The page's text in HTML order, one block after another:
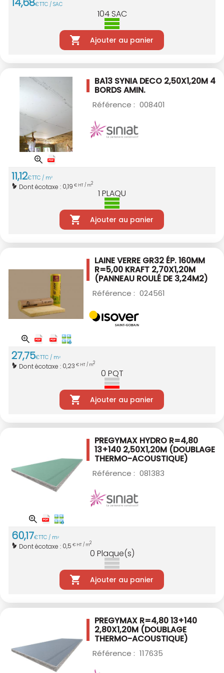
€TTC / SAC
104 SAC
Ajouter au panier
BA13 SYNIA DECO 2,50X1,20M 4
BORDS AMIN.
Référence : 008401
11,12€TTC / m2
Dont écotaxe : 0,19 € HT / m2
1 PLAQU
Ajouter au panier
LAINE VERRE GR32 ÉP. 160MM
R=5,00 KRAFT 2,70X1,20M
(PANNEAU ROULÉ DE 3,24M2)
Référence : 024561
27,75€TTC / m2
Dont écotaxe : 0,23 € HT / m2
0 PQT
Ajouter au panier
PREGYMAX HYDRO R=4,80
13+140 2,50X1,20M (DOUBLAGE
THERMO-ACOUSTIQUE)
Référence : 081383
60,17€TTC / m2
Dont écotaxe : 0,5 € HT / m2
0 Plaque(s)
Ajouter au panier
PREGYMAX R=4,80 13+140
2,80X1,20M (DOUBLAGE
THERMO-ACOUSTIQUE)
Référence : 117635